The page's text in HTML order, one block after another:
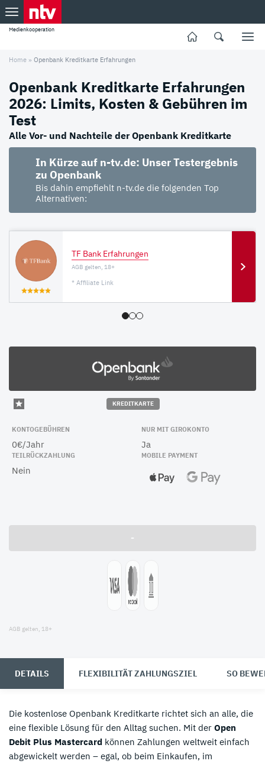
Medienkooperation
Home » Openbank Kreditkarte Erfahrungen
Openbank Kreditkarte Erfahrungen
2026: Limits, Kosten & Gebühren im
Test
Alle Vor- und Nachteile der Openbank Kreditkarte
In Kürze auf n-tv.de: Unser Testergebnis
zu Openbank
Bis dahin empfiehlt n-tv.de die folgenden Top
Alternativen:
TF Bank Erfahrungen
AGB gelten, 18+
* Affiliate Link
KREDITKARTE
KONTOGEBÜHREN
0€/Jahr
NUR MIT GIROKONTO
Ja
TEILRÜCKZAHLUNG
Nein
MOBILE PAYMENT
-
AGB gelten, 18+
DETAILS FLEXIBILITÄT ZAHLUNGSZIEL SO
Die kostenlose Openbank Kreditkarte richtet sich an alle, die
eine flexible Lösung für den Alltag suchen. Mit der Open
Debit Plus Mastercard können Zahlungen weltweit einfach
abgewickelt werden – egal, ob beim Einkaufen, im